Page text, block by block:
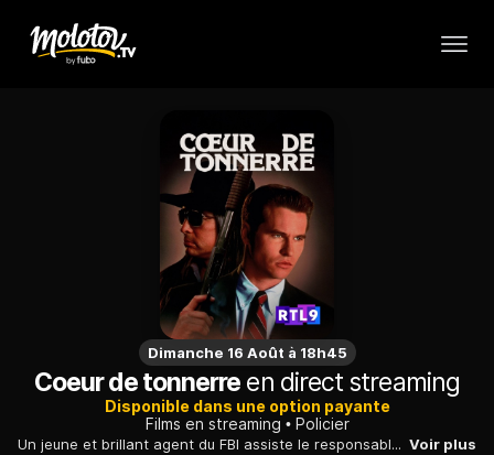
Dimanche 16 Août à 18h45
Coeur de tonnerre en direct streaming
Disponible dans une option payante
Films en streaming
Policier
Un jeune et brillant agent du FBI assiste le responsable des Affaires indiennes dans une enquête sur le meurtre d'un Sioux dans une grande réserve du Dakota. Voir plus